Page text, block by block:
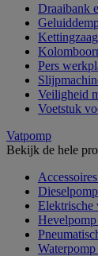
Draaibank
Pers
Veiligheid
Voetstuk
Vatpomp
Bekijk de hele
Elektrische